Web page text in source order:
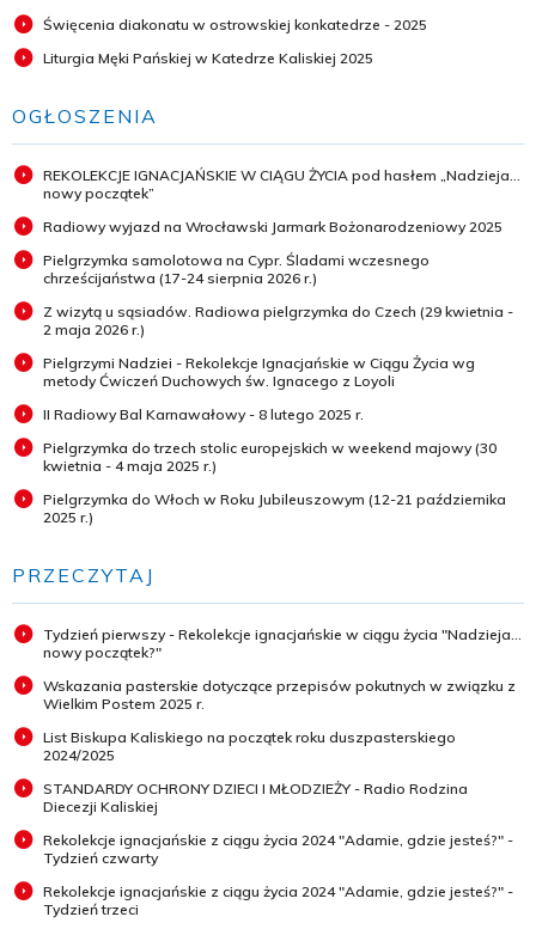
Święcenia diakonatu w ostrowskiej konkatedrze - 2025
Liturgia Męki Pańskiej w Katedrze Kaliskiej 2025
OGŁOSZENIA
REKOLEKCJE IGNACJAŃSKIE W CIĄGU ŻYCIA pod hasłem „Nadzieja...
nowy początek”
Radiowy wyjazd na Wrocławski Jarmark Bożonarodzeniowy 2025
Pielgrzymka samolotowa na Cypr. Śladami wczesnego
chrześcijaństwa (17-24 sierpnia 2026 r.)
Z wizytą u sąsiadów. Radiowa pielgrzymka do Czech (29 kwietnia -
2 maja 2026 r.)
Pielgrzymi Nadziei - Rekolekcje Ignacjańskie w Ciągu Życia wg
metody Ćwiczeń Duchowych św. Ignacego z Loyoli
II Radiowy Bal Karnawałowy - 8 lutego 2025 r.
Pielgrzymka do trzech stolic europejskich w weekend majowy (30
kwietnia - 4 maja 2025 r.)
Pielgrzymka do Włoch w Roku Jubileuszowym (12-21 października
2025 r.)
PRZECZYTAJ
Tydzień pierwszy - Rekolekcje ignacjańskie w ciągu życia "Nadzieja...
nowy początek?"
Wskazania pasterskie dotyczące przepisów pokutnych w związku z
Wielkim Postem 2025 r.
List Biskupa Kaliskiego na początek roku duszpasterskiego
2024/2025
STANDARDY OCHRONY DZIECI I MŁODZIEŻY - Radio Rodzina
Diecezji Kaliskiej
Rekolekcje ignacjańskie z ciągu życia 2024 "Adamie, gdzie jesteś?" -
Tydzień czwarty
Rekolekcje ignacjańskie z ciągu życia 2024 "Adamie, gdzie jesteś?" -
Tydzień trzeci